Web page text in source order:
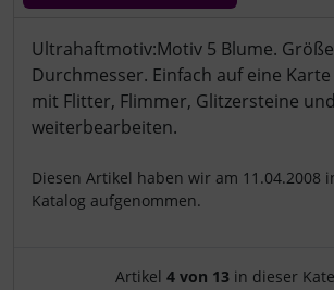
Produktbeschreibung
Ultrahaftmotiv:Motiv 5 Blume.
Durchmesser. Einfach auf eine
mit Flitter, Flimmer, Glitzersteine
weiterbearbeiten.
Diesen Artikel haben wir am 11.04.2008
Katalog aufgenommen.
Artikel 4 von 13 in dieser